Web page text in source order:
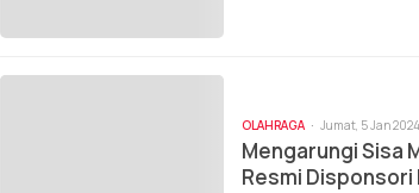
OLAHRAGA Jumat, 5 Jan
Mengarungi Sisa
Resmi Disponsori